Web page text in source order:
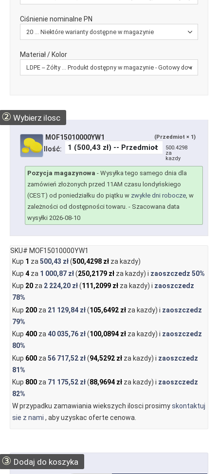
Ciśnienie nominalne PN
Materiał / Kolor
② Wybierz ilosc
MOF15010000YW1 (Przedmiot × 1)
Ilość:
500.4298
za
kazdy
Pozycja magazynowa - Wysyłka tego samego dnia dla
zamówień złożonych przed 11AM czasu londyńskiego
(CEST) od poniedziałku do piątku w zwykłe dni robocze, w
zależności od dostępności towaru. - Szacowana data
wysyłki 2026-08-10
SKU# MOF15010000YW1
Kup 1 za 500,43 zł(500,4298 złza kazdy)
Kup 4za 1 000,87 zł(250,2179 złza kazdy) i zaoszczedz 50%
Kup 20za 2 224,20 zł(111,2099 złza kazdy) i zaoszczedz
78%
Kup 200za 21 129,84 zł(105,6492 złza kazdy) i zaoszczedz
79%
Kup 400za40 035,76 zł(100,0894 złza kazdy) i zaoszczedz
80%
Kup 600za 56 717,52 zł(94,5292 złza kazdy) i zaoszczedz
81%
Kup 800za 71 175,52 zł(88,9694 złza kazdy) i zaoszczedz
82%
W przypadku zamawiania wiekszych ilosci prosimyskontaktuj
sie z nami , aby uzyskac oferte cenowa.
③ Dodaj do koszyka